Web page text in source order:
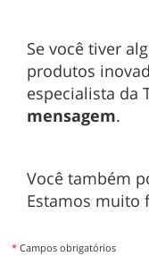
Se você tiver
produtos
especialista da
mensagem.
Você também
Estamos muito
* Campos obrigatórios